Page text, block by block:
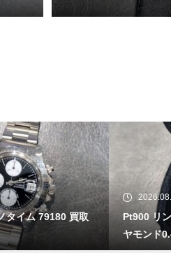
2026.08.05
Pt900 リング サファイア 1.49ct ダイ
ヤモンド0.45ct 買取実績